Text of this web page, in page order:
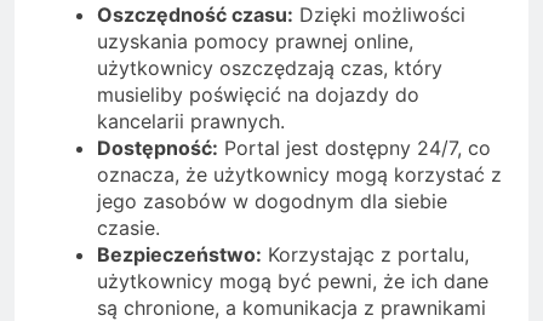
Oszczędność czasu: Dzięki możliwości
uzyskania pomocy prawnej online,
użytkownicy oszczędzają czas, który
musieliby poświęcić na dojazdy do
kancelarii prawnych.
Dostępność: Portal jest dostępny 24/7, co
oznacza, że użytkownicy mogą korzystać z
jego zasobów w dogodnym dla siebie
czasie.
Bezpieczeństwo: Korzystając z portalu,
użytkownicy mogą być pewni, że ich dane
są chronione, a komunikacja z prawnikami